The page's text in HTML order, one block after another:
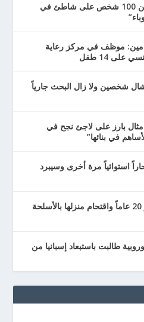
قنديل بحر ملون يلسع أكثر من 100 شخص على شاطئ في
موظف في مركز رعاية
على 14 طفل
شخصين ولا زال البحث جارياً
بارز على لاجئ نجح في
في بنائها”
استوائياً مرة أخرى وسيبرد
اختطاف امرأة تبلغ من العمر 20 عاماً واقتحام منزلها بالأسلحة
طالبت باستبعاد إسبانيا من